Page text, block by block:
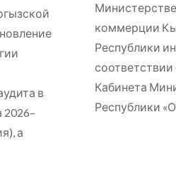
в
а
коммерции
Республики
Кабинета
Республики